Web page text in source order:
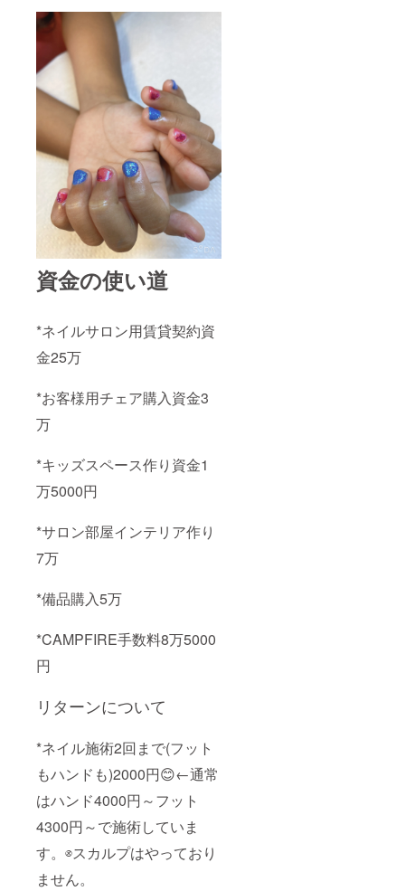
資金の使い道
*ネイルサロン用賃貸契約資
金25万
*お客様用チェア購入資金3
万
*キッズスペース作り資金1
万5000円
*サロン部屋インテリア作り
7万
*備品購入5万
*CAMPFIRE手数料8万5000
円
リターンについて
*ネイル施術2回まで(フット
もハンドも)2000円😊←通常
はハンド4000円～フット
4300円～で施術していま
す。⊗スカルプはやっており
ません。